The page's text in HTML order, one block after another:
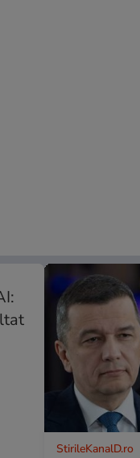
StirileKanalD.ro